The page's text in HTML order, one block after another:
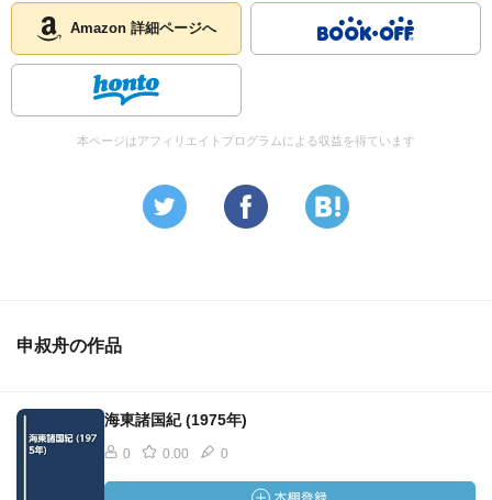
Amazon 詳細ページへ
本ページはアフィリエイトプログラムによる収益を得ています
申叔舟の作品
海東諸国紀 (1975年)
0 0.00 0